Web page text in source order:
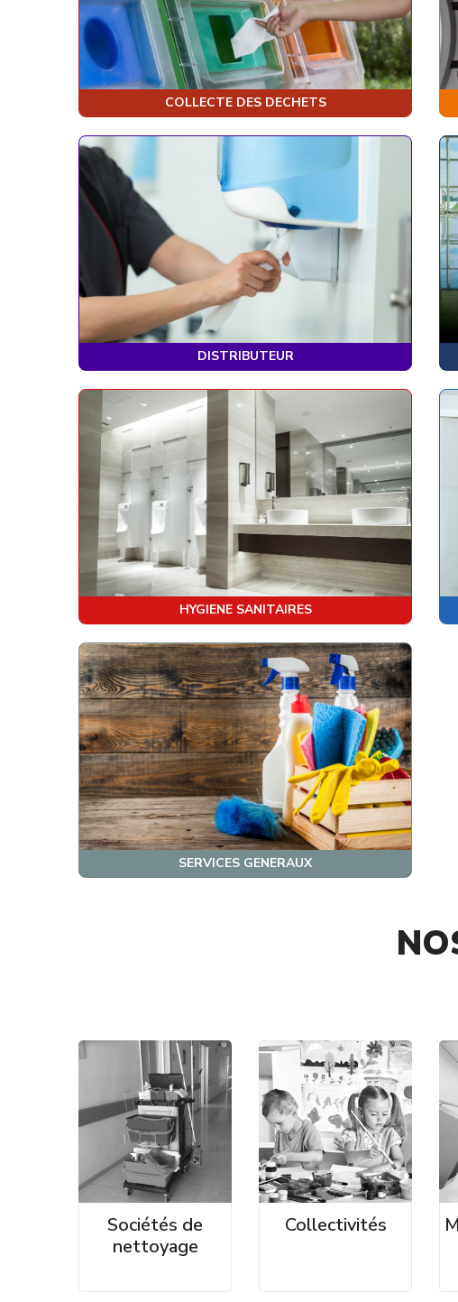
COLLECTE DES DECHETS
DISTRIBUTEUR
HYGIENE SANITAIRES
SERVICES GENERAUX
Sociétés de
nettoyage
Collectivités